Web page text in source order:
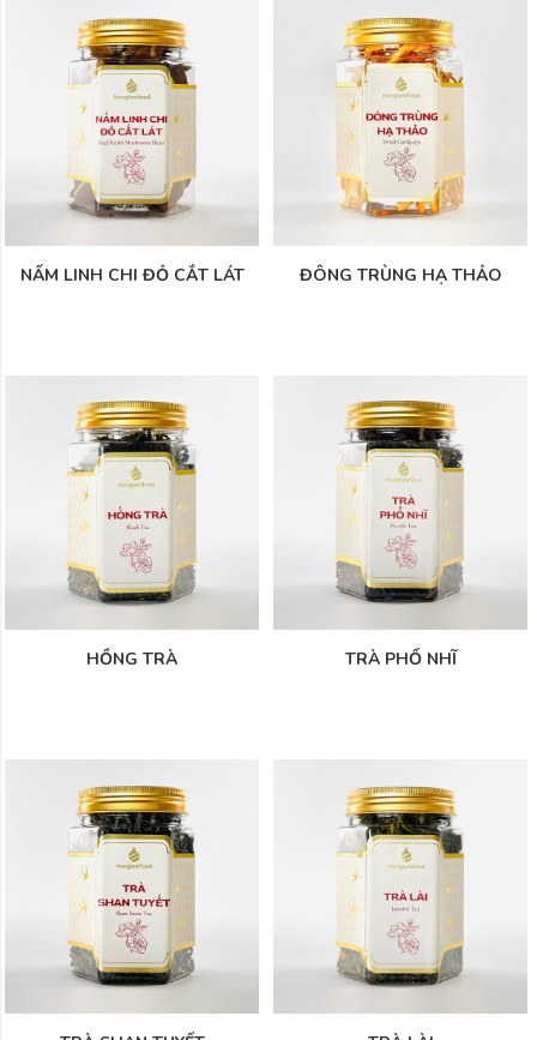
NẤM LINH CHI ĐỎ CẮT LÁT ĐÔNG TRÙNG HẠ THẢO
HỒNG TRÀ TRÀ PHỔ NHĨ